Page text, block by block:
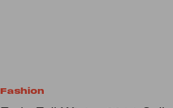
Fashion